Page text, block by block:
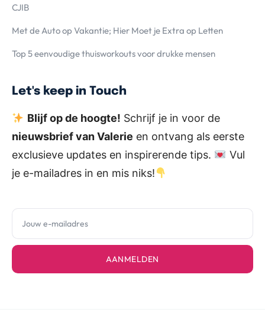
CJIB
Met de Auto op Vakantie; Hier Moet je Extra op Letten
Top 5 eenvoudige thuisworkouts voor drukke mensen
Let's keep in Touch
Blijf op de hoogte! Schrijf je in voor de
nieuwsbrief van Valerie en ontvang als eerste
exclusieve updates en inspirerende tips.
Vul
je e-mailadres in en mis niks!
AANMELDEN